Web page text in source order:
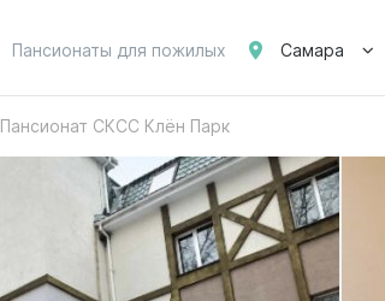
Пансионаты для пожилых Самара
Пансионат СКСС Клён Парк